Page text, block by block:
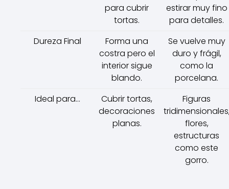
para cubrir
tortas.
estirar muy fino
para detalles.
Dureza Final
Forma una
costra pero el
interior sigue
blando.
Se vuelve muy
duro y frágil,
como la
porcelana.
Ideal para...
Cubrir tortas,
decoraciones
planas.
Figuras
flores,
estructuras
como este
gorro.